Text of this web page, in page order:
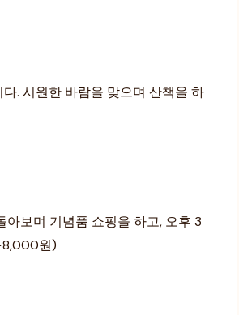
. 시원한 바람을 맞으며 산책을 하
보며 기념품 쇼핑을 하고, 오후 3
원)